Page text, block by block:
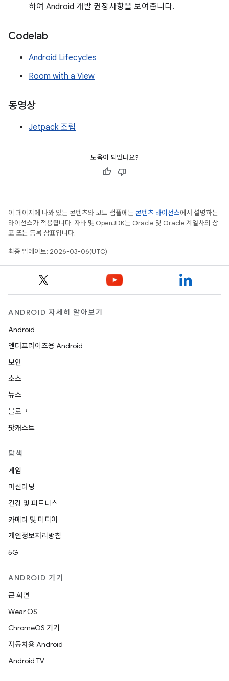
하여 Android 개발 권장사항을 보여줍니다.
Codelab
Android Lifecycles
Room with a View
동영상
Jetpack 조립
도움이 되었나요?
이 페이지에 나와 있는 콘텐츠와 코드 샘플에는 콘텐츠 라이선스에서 설명하는
라이선스가 적용됩니다. 자바 및 OpenJDK는 Oracle 및 Oracle 계열사의 상
표 또는 등록 상표입니다.
최종 업데이트: 2026-03-06(UTC)
ANDROID 자세히 알아보기
Android
엔터프라이즈용 Android
보안
소스
뉴스
블로그
팟캐스트
탐색
게임
머신러닝
건강 및 피트니스
카메라 및 미디어
개인정보처리방침
5G
ANDROID 기기
큰 화면
Wear OS
ChromeOS 기기
자동차용 Android
Android TV